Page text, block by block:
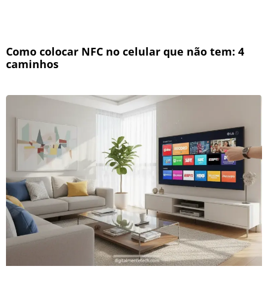
Como colocar NFC no celular que não tem: 4
caminhos